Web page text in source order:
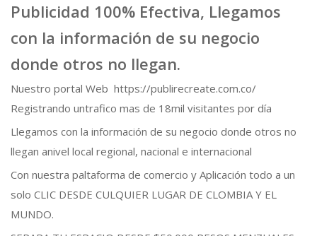
Publicidad 100% Efectiva, Llegamos
con la información de su negocio
donde otros no llegan.
Nuestro portal Web https://publirecreate.com.co/
Registrando untrafico mas de 18mil visitantes por día
Llegamos con la información de su negocio donde otros no
llegan anivel local regional, nacional e internacional
Con nuestra paltaforma de comercio y Aplicación todo a un
solo CLIC DESDE CULQUIER LUGAR DE CLOMBIA Y EL
MUNDO.